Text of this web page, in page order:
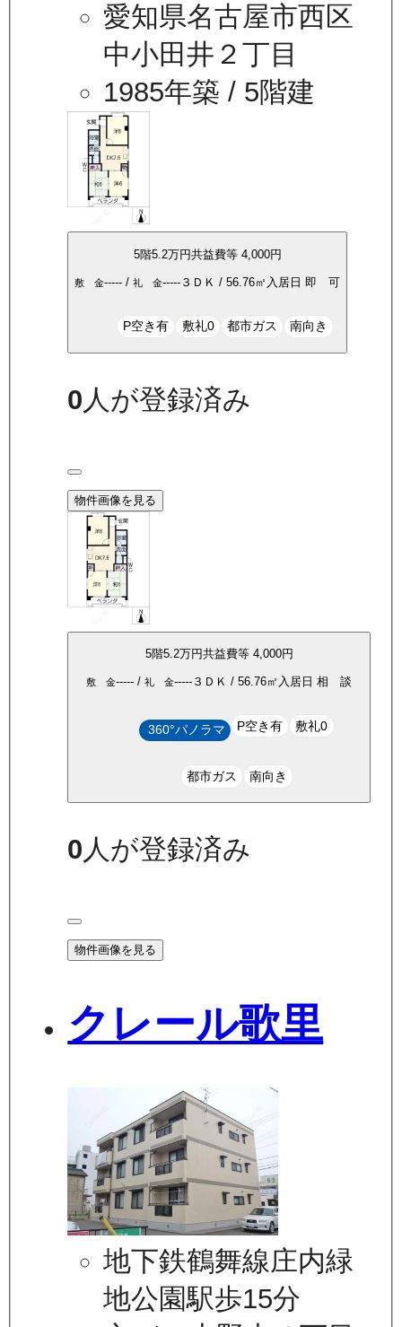
愛知県名古屋市西区
中小田井２丁目
1985年築 / 5階建
5階5.2万円共益費等 4,000円
敷 金----- /礼 金----- ３ＤＫ /56.76㎡ 入居日 即 可
P空き有 敷礼0 都市ガス 南向き
0 人が登録済み
物件画像を見る
5階5.2万円共益費等 4,000円
敷 金----- / 礼 金----- ３ＤＫ / 56.76㎡ 入居日 相 談
360°パノラマ P空き有 敷礼0
都市ガス 南向き
0人が登録済み
物件画像を見る
クレール歌里
地下鉄鶴舞線庄内緑
地公園駅歩15分